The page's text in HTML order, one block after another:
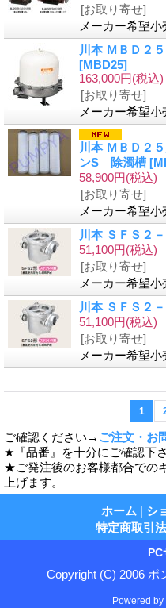
[お取り寄せ]
メーカー希望小
川本 ＭＢＤ２
[MBD25]
163,000円(税込)
[お取り寄せ]
メーカー希望小
川本 ＭＢＤ２
ンS 除濁槽
58,900円(税込)
[お取り寄せ]
メーカー希望小
川本 ＳＦＳ２
51,100円(税込)
[お取り寄せ]
メーカー希望小
川本 ＳＦＳ２
51,100円(税込)
[お取り寄せ]
メーカー希望小
1
ご確認ください→ ご注文・お
★『品番』を十分にご確認下さ
★ご発注後のお客様都合での
上げます。
ホーム | シ
特定商取引
PC
Copyright (C) 2006 ポ
Powered by